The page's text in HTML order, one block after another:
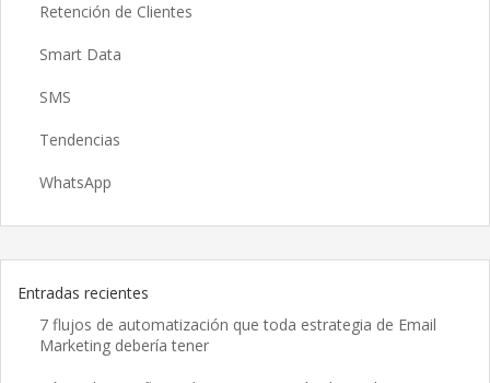
Retención de Clientes
Smart Data
SMS
Tendencias
WhatsApp
Entradas recientes
7 flujos de automatización que toda estrategia de Email
Marketing debería tener